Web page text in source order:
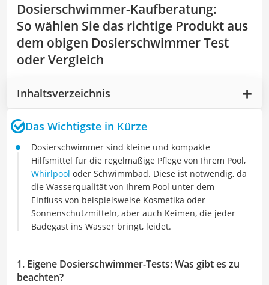
Dosierschwimmer-Kaufberatung:
So wählen Sie das richtige Produkt aus
dem obigen Dosierschwimmer Test
oder Vergleich
Inhaltsverzeichnis
Das Wichtigste in Kürze
Dosierschwimmer sind kleine und kompakte
Hilfsmittel für die regelmäßige Pflege von Ihrem Pool,
Whirlpool oder Schwimmbad. Diese ist notwendig, da
die Wasserqualität von Ihrem Pool unter dem
Einfluss von beispielsweise Kosmetika oder
Sonnenschutzmitteln, aber auch Keimen, die jeder
Badegast ins Wasser bringt, leidet.
1. Eigene Dosierschwimmer-Tests: Was gibt es zu
beachten?